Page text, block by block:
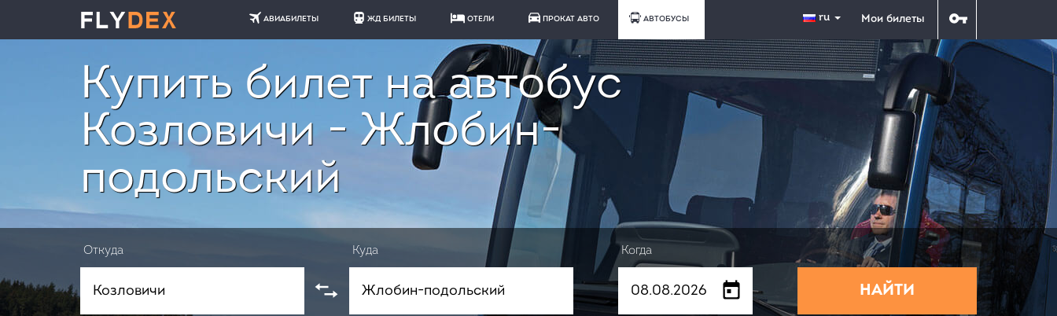
АВИАБИЛЕТЫ ЖД БИЛЕТЫ ОТЕЛИ ПРОКАТ АВТО АВТОБУСЫ ru Мои билеты
Купить билет на автобус
Козловичи - Жлобин-
подольский
Откуда Куда Когда
НАЙТИ